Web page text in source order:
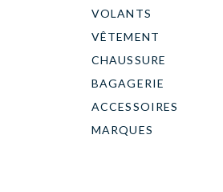
VOLANTS
VÊTEMENT
CHAUSSURE
BAGAGERIE
ACCESSOIRES
MARQUES